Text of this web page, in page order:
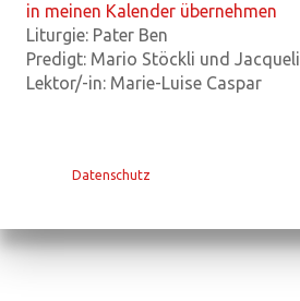
in meinen Kalender übernehmen
Liturgie: Pater Ben
Predigt: Mario Stöckli und
Lektor/-in: Marie-Luise Caspar
Datenschutz